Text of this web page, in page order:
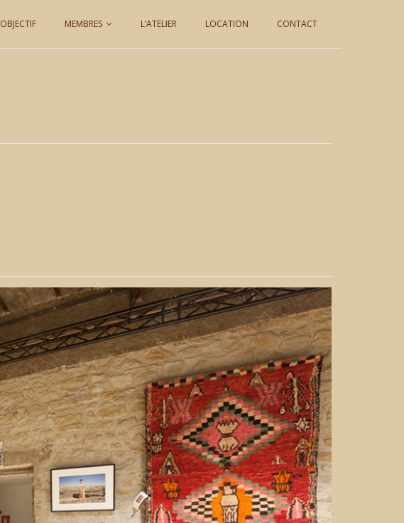
OBJECTIF MEMBRES L’ATELIER LOCATION CONTACT